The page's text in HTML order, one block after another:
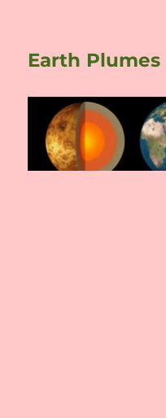
Earth Plumes